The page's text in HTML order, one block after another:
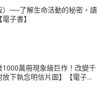
「21世紀上升星座：1970後
現代詩得獎人之一。
文集《上不了的諾亞方舟》
事咖啡師這項職業24年。因
的第二人生，進而發現配音
文字的喜愛與執著，於是，
）──了解生命活動的秘密，讀
子書】
1000萬冊現象級巨作！改變千
下執念明信片圖】【電子